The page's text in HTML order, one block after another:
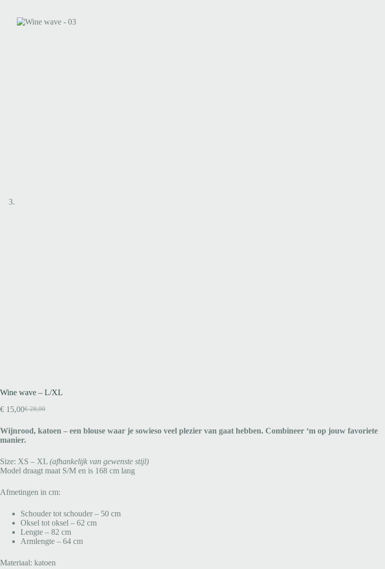
Wine wave – L/XL
€28,00
€ 15,00
Wijnrood, katoen – een blouse waar je sowieso veel plezier van gaat hebben. Combineer ‘m op jouw favoriete
manier.
Size: XS – XL (afhankelijk van gewenste stijl)
Model draagt maat S/M en is 168 cm lang
Afmetingen in cm:
Schouder tot schouder – 50 cm
Oksel tot oksel – 62 cm
Lengte – 82 cm
Armlengte – 64 cm
Materiaal: katoen